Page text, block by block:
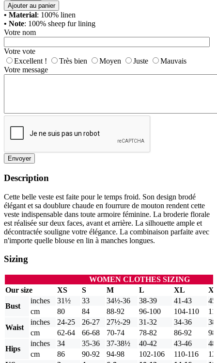
Ajouter au panier
• Material: 100% linen
• Note: 100% sheep fur lining
Votre nom
Votre vote
Excellent !
Très bien Moyen Juste
Mauvais
Votre message
Envoyer
Description
Cette belle veste est faite pour le temps froid. Son design brodé
élégant et sa doublure chaude en fourrure de mouton rendent cette
veste indispensable dans toute armoire féminine. La broderie florale
est réalisée sur deux faces, avant et arrière. La silhouette ample et
décontractée souligne votre élégance. La combinaison parfaite avec
n'importe quelle blouse en lin à manches longues.
Sizing
WOMEN CLOTHES SIZING
Our size
XS S M L XL
Bust
inches 31½ 33 34½-36 38-39 41-43
cm
80 84 88-92 96-100 104-110
Waist
inches 24-25 26-27 27½-29 31-32 34-36
cm
62-64 66-68 70-74 78-82 86-92
Hips
inches 34 35-36 37-38½ 40-42 43-46
cm
86 90-92 94-98 102-106 110-116